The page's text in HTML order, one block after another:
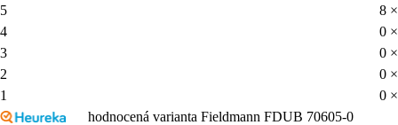
5
8 ×
4
0 ×
3
0 ×
2
0 ×
1
0 ×
hodnocená varianta Fieldmann FDUB 70605-0